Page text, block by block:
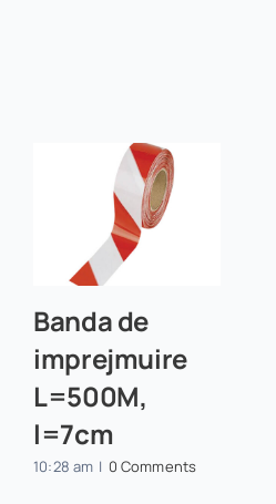
Banda de
imprejmuire
L=500M,
l=7cm
10:28 am | 0 Comments